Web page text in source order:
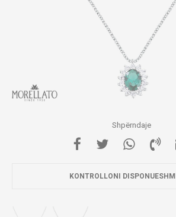
Shpërndaje
KONTROLLONI